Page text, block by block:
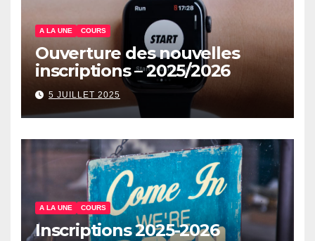
A LA UNE COURS
Ouverture des nouvelles
inscriptions – 2025/2026
5 JUILLET 2025
A LA UNE COURS
Inscriptions 2025-2026